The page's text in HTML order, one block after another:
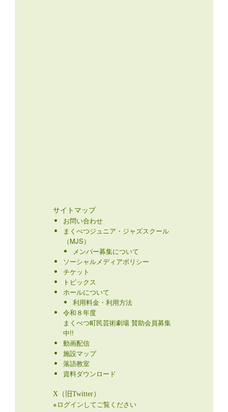
サイトマップ
お問い合わせ
まくべつジュニア・ジャズスクール
（MJS）
メンバー募集について
ソーシャルメディアポリシー
チケット
トピックス
ホールについて
利用料金・利用方法
令和８年度
まくべつ町民芸術劇場 賛助会員募集
中!!
動画配信
施設マップ
落語教室
資料ダウンロード
X（旧Twitter）
※ログインしてご覧ください